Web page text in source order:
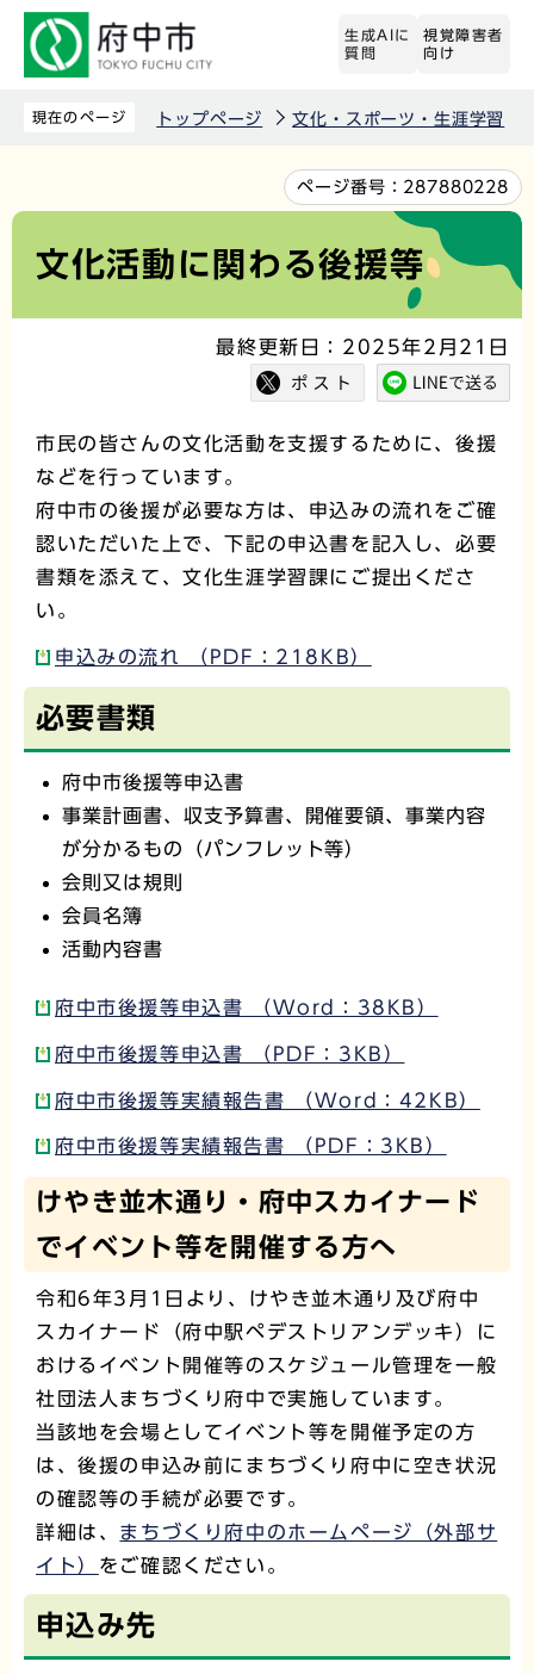
先
す
生成AIに
質問
視覚障害者
向け
現在のページ トップページ 文化・スポーツ・生涯学習
文
か
ページ番号： 287880228
文化活動に関わる後援等
最終更新日：2025年2月21日
市民の皆さんの文化活動を支援するために、後援
などを行っています。
府中市の後援が必要な方は、申込みの流れをご確
認いただいた上で、下記の申込書を記入し、必要
書類を添えて、文化生涯学習課にご提出くださ
い。
申込みの流れ （PDF：218KB）
必要書類
府中市後援等申込書
事業計画書、収支予算書、開催要領、事業内容
が分かるもの（パンフレット等）
会則又は規則
会員名簿
活動内容書
府中市後援等申込書 （Word：38KB）
府中市後援等申込書 （PDF：3KB）
府中市後援等実績報告書 （Word：42KB）
府中市後援等実績報告書 （PDF：3KB）
けやき並木通り・府中スカイナード
でイベント等を開催する方へ
令和6年3月1日より、けやき並木通り及び府中
スカイナード（府中駅ペデストリアンデッキ）に
おけるイベント開催等のスケジュール管理を一般
社団法人まちづくり府中で実施しています。
当該地を会場としてイベント等を開催予定の方
は、後援の申込み前にまちづくり府中に空き状況
の確認等の手続が必要です。
詳細は、 まちづくり府中のホームページ（外部サ
イト） をご確認ください。
申込み先